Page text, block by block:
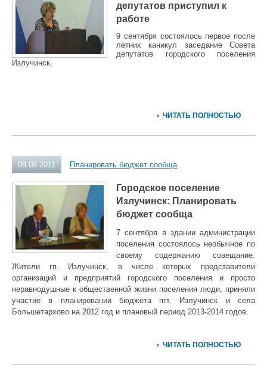
депутатов приступил к
работе
9 сентября состоялось первое после
летних каникул заседание Совета
депутатов городского поселения
Излучинск.
ЧИТАТЬ ПОЛНОСТЬЮ
08.09.2011 Планировать бюджет сообща
Городское поселение
Излучинск: Планировать
бюджет сообща
7 сентября в здании администрации
поселения состоялось необычное по
своему содержанию совещание.
Жители гп. Излучинск, в числе которых представители
организаций и предприятий городского поселения и просто
неравнодушные к общественной жизни поселения люди, приняли
участие в планировании бюджета пгт. Излучинск и села
Большетархово на 2012 год и плановый период 2013-2014 годов.
ЧИТАТЬ ПОЛНОСТЬЮ